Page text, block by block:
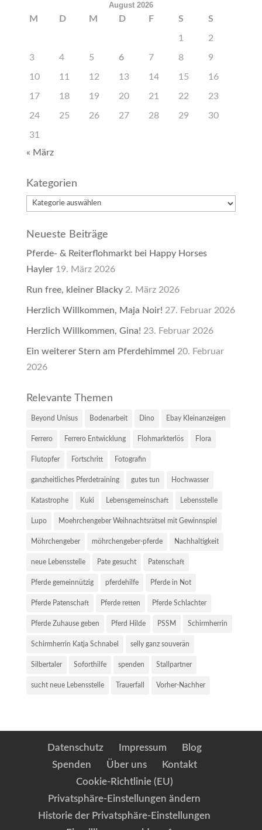
August 2026
M D M D F S S
1 2
3 4 5 6 7 8 9
10 11 12 13 14 15 16
17 18 19 20 21 22 23
24 25 26 27 28 29 30
31
« März
Kategorien
Kategorien
Neueste Beiträge
Pferde- & Reiterflohmarkt bei Happy Horses
Hayler 19. März 2026
Run free, kleiner Blacky 2. März 2026
Herzlich Willkommen, Maja Noir! 27. Februar 2026
Herzlich Willkommen, Gina! 23. Februar 2026
Ein weiterer Stern am Pferdehimmel 20. Februar
2026
Relevante Themen
Beyond Unisus Bodenarbeit Dino Ebay Kleinanzeigen
Ferrero Ferrero Entwicklung Flohmarkterlös Flora
Flutopfer Fortschritt Fotografin
ganzheitliches Pferdetraining gutes tun Hochwasser
Katastrophe Kuki Lebensgemeinschaft Lebensstelle
Lupo Moehrchengeber Weihnachtsrätsel mit Gewinnspiel
Möhrchengeber möhrchengeber-pferde Nachhaltigkeit
neue Lebensstelle Pate gesucht Patenschaft
Pferde gemeinnützig pferdehilfe Pferde in Not
Pferde Patenschaft Pferde retten Pferde Schlachter
Pferde Zuhause geben Pferd Hilde PSSM Schirmherrin
Schirmherrin Katja Schnabel selly ganz souverän
Silbertaler Soforthilfe spenden Stallpartner
sucht neue Lebensstelle Trauerfall Vorher-Nachher
Datenschutz Impressum
Blog
Spenden
Über uns
Kontakt
Cookie-Richtlinie (EU)
Privatsphäre-Einstellungen ändern
Historie der Privatsphäre-Einstellungen